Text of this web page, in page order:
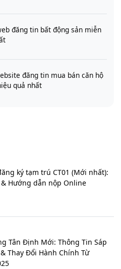
đăng tin bất động sản miễn
đăng tin mua bán căn hộ
quả nhất
ký tạm trú CT01 (Mới nhất):
& Hướng dẫn nộp Online
Tân Định Mới: Thông Tin Sáp
Thay Đổi Hành Chính Từ